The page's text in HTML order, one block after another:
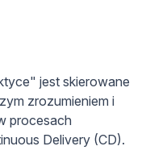
jest skierowane
zrozumieniem i
procesach
Delivery (CD).